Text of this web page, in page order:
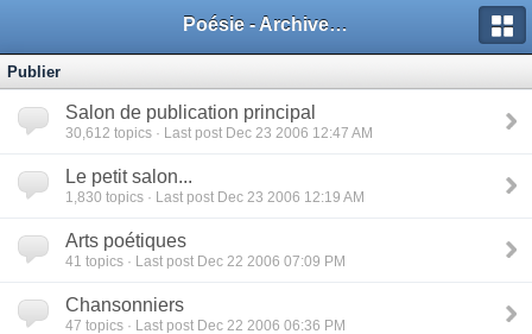
Poésie - Archives de Toute La Poésie - 2005 - 2006
Publier
Salon de publication principal
30,612 topics · Last post Dec 23 2006 12:47 AM
Le petit salon...
1,830 topics · Last post Dec 23 2006 12:19 AM
Arts poétiques
41 topics · Last post Dec 22 2006 07:09 PM
Chansonniers
47 topics · Last post Dec 22 2006 06:36 PM